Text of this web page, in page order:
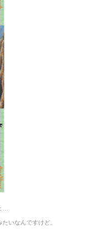
…
いなんですけど。